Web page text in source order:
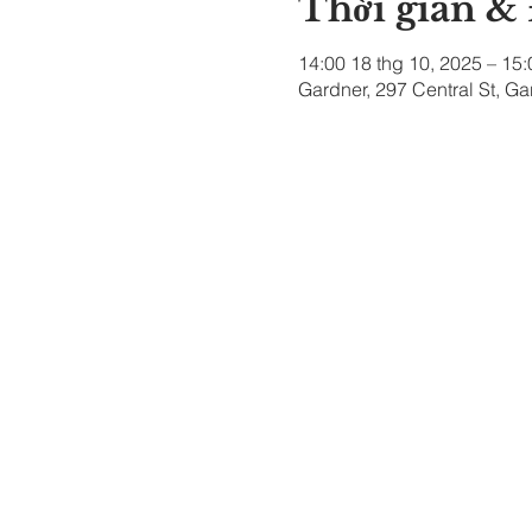
Thời gian &
14:00 18 thg 10, 2025 –
Gardner, 297 Central St,